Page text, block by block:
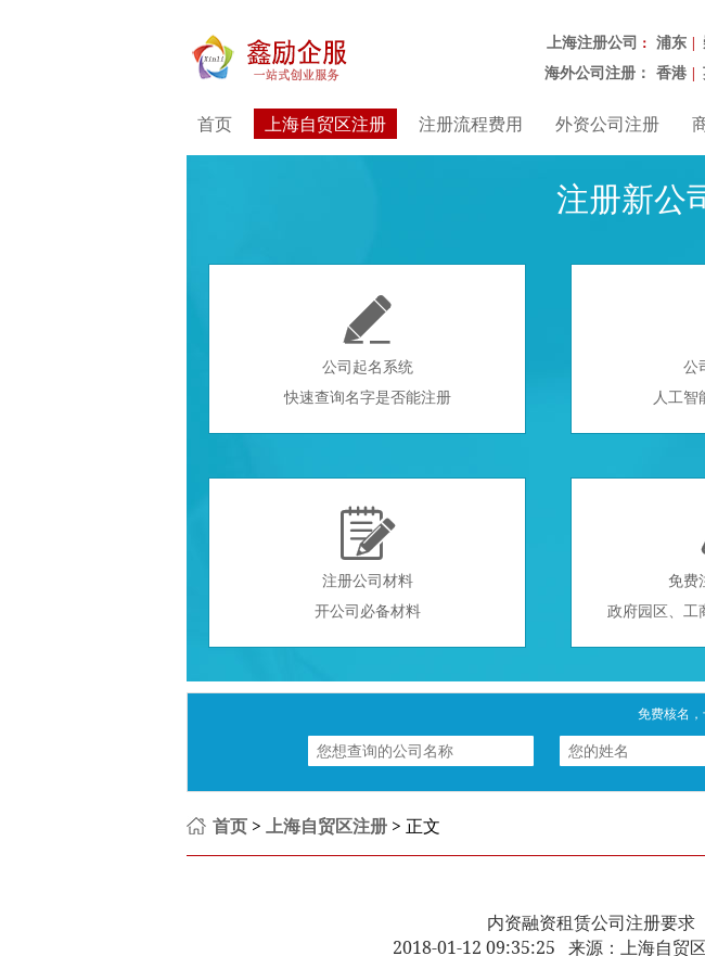
上海注册公司 ： 浦东 |
海外公司注册： 香港 |
首页 上海自贸区注册 注册流程费用 外资公司注册
注册新公

公司起名系统
快速查询名字是否能注册
公
人工智

注册公司材料
开公司必备材料
免费
政府园区、工
免费核名
首页 > 上海自贸区注册 > 正文
内资融资租赁公司注册要求
2018-01-12 09:35:25 来源：上海自贸